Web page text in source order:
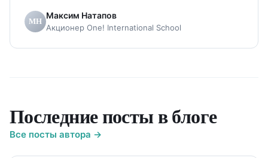
позволил не только сформировать
инновационные подходы, но и задать вектор для
пересборки бизнеса, исследования рынков и
МН
Максим Натапов
Акционер One! International School
Последние посты в блоге
Все посты автора →